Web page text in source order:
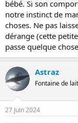
bébé. Si son
notre instinct de
choses. Ne pas
dérange (cette
passe quelque
Astraz
Fontaine de lait
27 Juin 2024